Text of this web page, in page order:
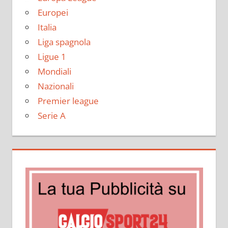
Europei
Italia
Liga spagnola
Ligue 1
Mondiali
Nazionali
Premier league
Serie A